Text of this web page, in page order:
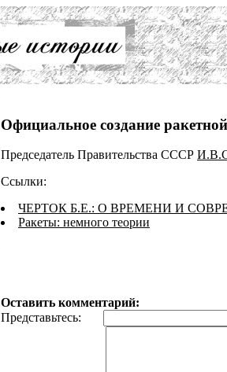
Официальное создание
Председатель Правительства СССР
Ссылки:
ЧЕРТОК Б.Е.: О ВРЕМЕНИ И
Ракеты: немного теории
Оставить комментарий:
Представьтесь: